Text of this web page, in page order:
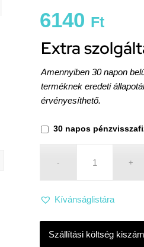
6140 Ft
Extra
Amennyiben 30 napon
terméknek eredeti
érvényesíthető.
30 napos
Kívánságlistára
Szállítási költség